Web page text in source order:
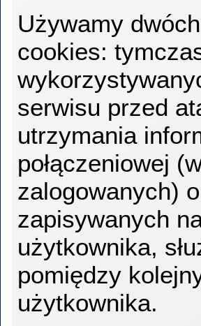
Używamy
cookies:
serwisu przed
utrzymania
połączeniowej
zalogowanych)
zapisywanych
użytkownika,
pomiędzy
użytkownika.